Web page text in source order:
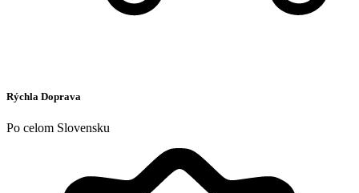
Rýchla Doprava
Po celom Slovensku